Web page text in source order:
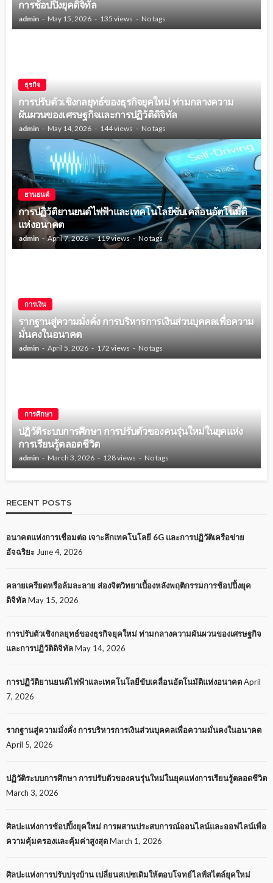
การช้อปปิ้งยุคดิจิทัล
admin May 15, 2026 135 views No tags
ธุรกิจ
การปรับตัวเชิงกลยุทธ์ของธุรกิจยุคใหม่ ท่ามกลางความ
ผันผวนของเศรษฐกิจและการปฏิวัติดิจิทัล
admin May 14, 2026 144 views No tags
ยานยนต์
การปฏิวัติยานยนต์ไฟฟ้าและเทคโนโลยีขับเคลื่อนอัตโนมัติ
แห่งอนาคต
admin April 7, 2026 119 views No tags
การเงิน
รากฐานสู่ความมั่งคั่ง การบริหารการเงินส่วนบุคคลเพื่อความ
มั่นคงในอนาคต
admin April 5, 2026 172 views No tags
การศึกษา
ปฏิวัติระบบการศึกษา การปรับตัวของคนรุ่นใหม่ในยุคแห่ง
การเรียนรู้ตลอดชีวิต
admin March 3, 2026 128 views No tags
RECENT POSTS
อนาคตแห่งการเชื่อมต่อ เจาะลึกเทคโนโลยี 6G และการปฏิวัติเครือข่าย
อัจฉริยะ June 4, 2026
คลายเครียดหรือล้มละลาย ส่องจิตวิทยาเบื้องหลังพฤติกรรมการช้อปปิ้งยุค
ดิจิทัลMay 15, 2026
การปรับตัวเชิงกลยุทธ์ของธุรกิจยุคใหม่ ท่ามกลางความผันผวนของเศรษฐกิจ
และการปฏิวัติดิจิทัลMay 14, 2026
การปฏิวัติยานยนต์ไฟฟ้าและเทคโนโลยีขับเคลื่อนอัตโนมัติแห่งอนาคตApril
7, 2026
รากฐานสู่ความมั่งคั่ง การบริหารการเงินส่วนบุคคลเพื่อความมั่นคงในอนาคต
April 5, 2026
ปฏิวัติระบบการศึกษา การปรับตัวของคนรุ่นใหม่ในยุคแห่งการเรียนรู้ตลอดชีวิต
March 3, 2026
ศิลปะแห่งการช้อปปิ้งยุคใหม่ การผสานประสบการณ์ออนไลน์และออฟไลน์เพื่อ
ความคุ้มครองและคุ้มค่าสูงสุดMarch 1, 2026
ศิลปะแห่งการปรับปรุงบ้าน เปลี่ยนสเปซเดิมให้ตอบโจทย์ไลฟ์สไตล์ยุคใหม่